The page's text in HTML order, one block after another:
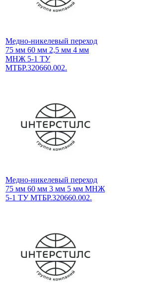
Медно-никелевый переход
75 мм 60 мм 2,5 мм 4 мм
МНЖ 5-1 ТУ
МТБР.320660.002.
Медно-никелевый переход
75 мм 60 мм 3 мм 5 мм МНЖ
5-1 ТУ МТБР.320660.002.